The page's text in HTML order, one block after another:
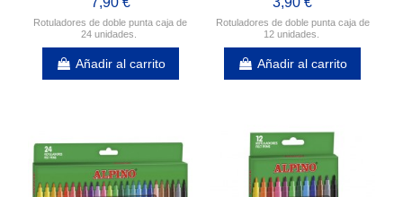
Rotuladores de doble punta caja de
24 unidades.
Añadir al carrito
Rotuladores de doble punta caja de
12 unidades.
Añadir al carrito